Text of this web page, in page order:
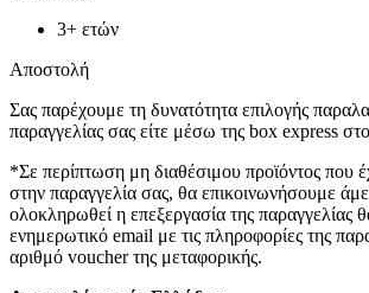
3+ ετών
Αποστολή
Σας παρέχουμε τη δυνατότητα επιλογής
παραγγελίας σας είτε μέσω της box express
*Σε περίπτωση μη διαθέσιμου προϊόντος που
στην παραγγελία σας, θα επικοινωνήσουμε
ολοκληρωθεί η επεξεργασία της παραγγελίας
ενημερωτικό email με τις πληροφορίες της
αριθμό voucher της μεταφορικής.